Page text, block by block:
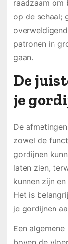
raadzaam om
op de schaal;
patronen in
gaan.
De
je
De
zowel de
gordijnen
laten zien,
kunnen zijn
Het is
je gordijnen
Een